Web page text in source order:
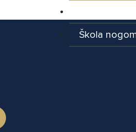
Škola